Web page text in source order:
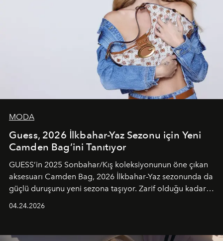
MODA
Guess, 2026 İlkbahar-Yaz Sezonu için Yeni
Camden Bag’ini Tanıtıyor
GUESS’in 2025 Sonbahar/Kış koleksiyonunun öne çıkan
aksesuarı Camden Bag, 2026 İlkbahar-Yaz sezonunda da
güçlü duruşunu yeni sezona taşıyor. Zarif olduğu kadar
04.24.2026